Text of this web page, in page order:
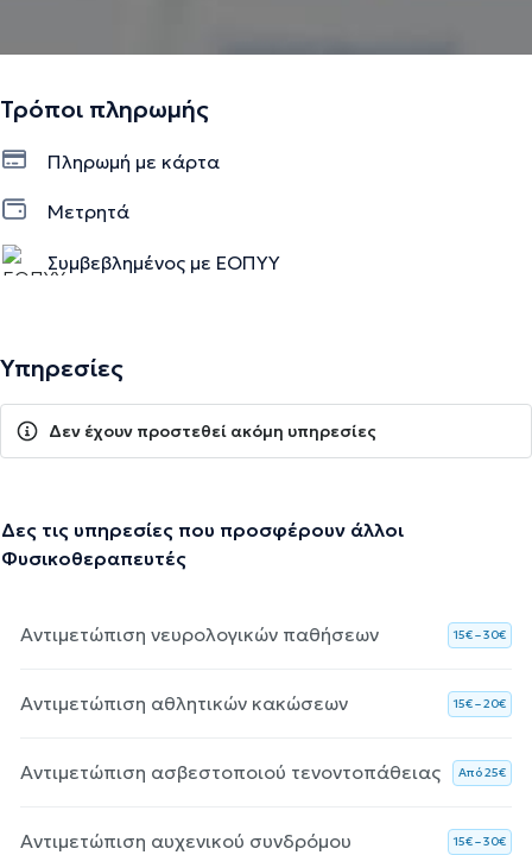
Τρόποι πληρωμής
Πληρωμή με κάρτα
Μετρητά
Συμβεβλημένος με ΕΟΠΥΥ
Υπηρεσίες
Δεν έχουν προστεθεί ακόμη υπηρεσίες
Δες τις υπηρεσίες που προσφέρουν άλλοι
Φυσικοθεραπευτές
Αντιμετώπιση νευρολογικών παθήσεων 15€ – 30€
Αντιμετώπιση αθλητικών κακώσεων 15€ – 20€
Αντιμετώπιση ασβεστοποιού τενοντοπάθειας Aπό 25€
Αντιμετώπιση αυχενικού συνδρόμου 15€ – 30€